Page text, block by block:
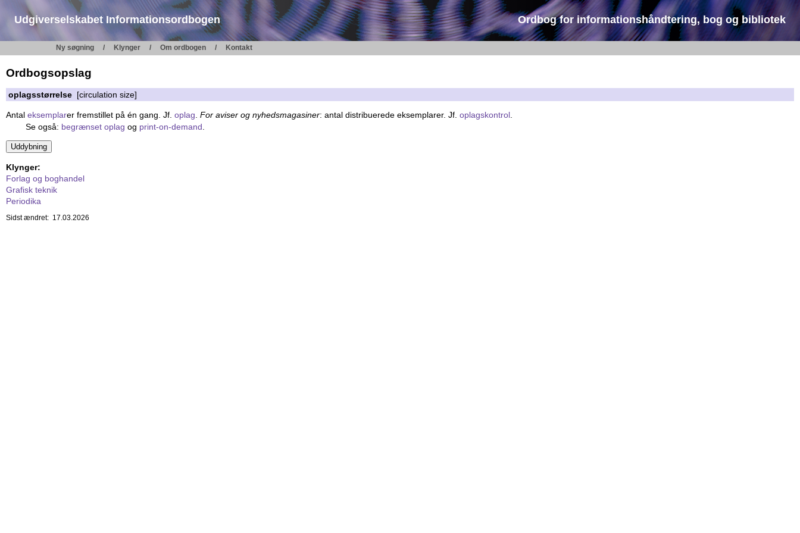
Udgiverselskabet Informationsordbogen Ordbog for informationshåndtering, bog og bibliotek
Ny søgning Klynger Om ordbogen Kontakt
Ordbogsopslag
oplagsstørrelse [circulation size]
Antal eksemplarer fremstillet på én gang. Jf. oplag For aviser og nyhedsmagasiner: antal distribuerede eksemplarer. Jf. oplagskontrol
Se også: begrænset oplag og print-on-demand
Klynger:
Forlag og boghandel
Grafisk teknik
Periodika
Sidst ændret: 17.03.2026